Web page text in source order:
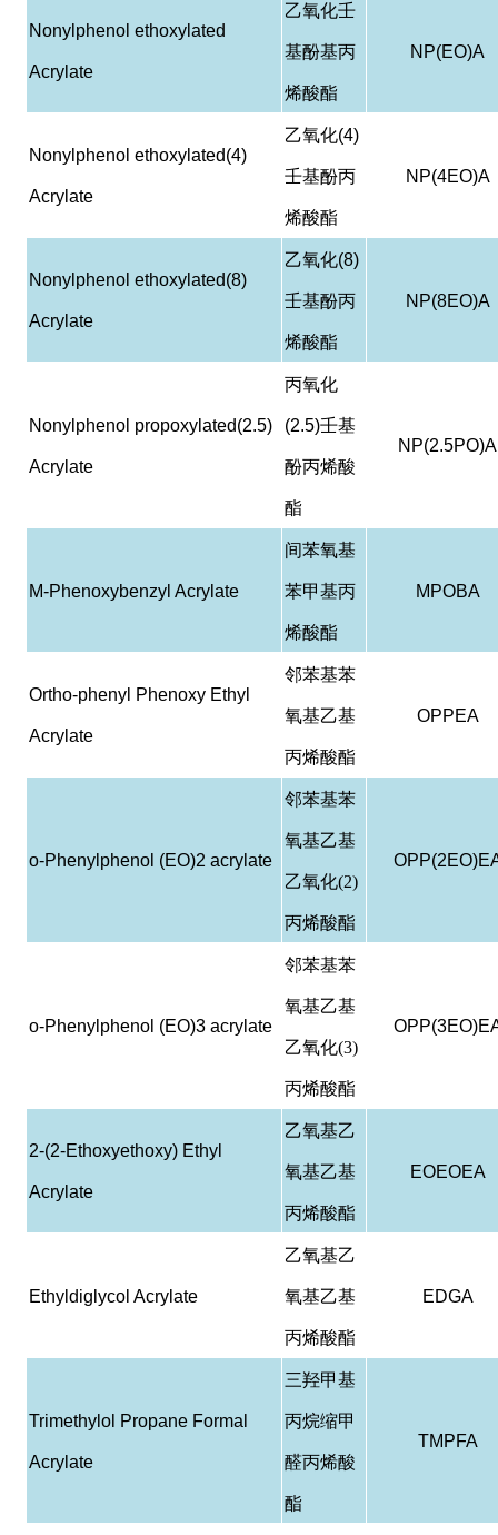
Nonylphenol ethoxylated
Acrylate
乙氧化壬
基酚基丙
烯酸酯
NP(EO)A
Nonylphenol ethoxylated(4)
Acrylate
乙氧化(4)
壬基酚丙
烯酸酯
NP(4EO)A
Nonylphenol ethoxylated(8)
Acrylate
乙氧化(8)
壬基酚丙
烯酸酯
NP(8EO)A
Nonylphenol propoxylated(2.5)
Acrylate
丙氧化
(2.5)壬基
酚丙烯酸
酯
NP(2.5PO)A
M-Phenoxybenzyl Acrylate
间苯氧基
苯甲基丙
烯酸酯
MPOBA
Ortho-phenyl Phenoxy Ethyl
Acrylate
邻苯基苯
氧基乙基
丙烯酸酯
OPPEA
o-Phenylphenol (EO)2 acrylate
邻苯基苯
氧基乙基
乙氧化(2)
丙烯酸酯
o-Phenylphenol (EO)3 acrylate
邻苯基苯
氧基乙基
乙氧化(3)
丙烯酸酯
2-(2-Ethoxyethoxy) Ethyl
Acrylate
乙氧基乙
氧基乙基
丙烯酸酯
EOEOEA
Ethyldiglycol Acrylate
乙氧基乙
氧基乙基
丙烯酸酯
EDGA
Trimethylol Propane Formal
Acrylate
三羟甲基
丙烷缩甲
醛丙烯酸
酯
TMPFA